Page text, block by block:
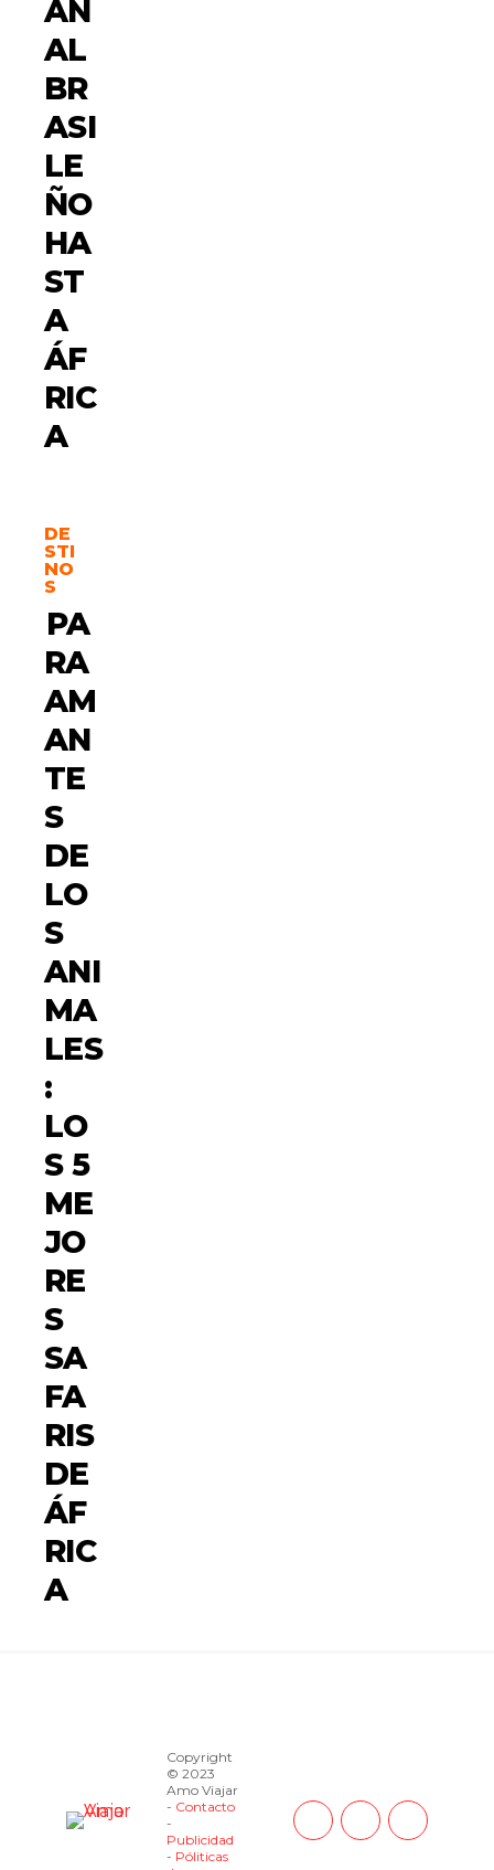
AN
AL
BR
ASI
LE
ÑO
HA
ST
A
ÁF
RIC
A
DE
STI
NO
S
PA
RA
AM
AN
TE
S
DE
LO
S
ANI
MA
LES
:
LO
S 5
ME
JO
RE
S
SA
FA
RIS
DE
ÁF
RIC
A
Copyright
© 2023
Amo Viajar
- Contacto
-
Publicidad
- Póliticas